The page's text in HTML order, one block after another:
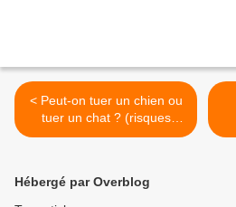
< Peut-on tuer un chien ou
tuer un chat ? (risques
judiciaires)
Hébergé par Overblog